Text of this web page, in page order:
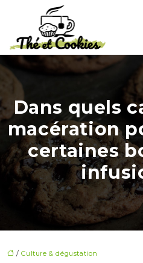
Dans quels
macération
certaines
/Culture & dégustation